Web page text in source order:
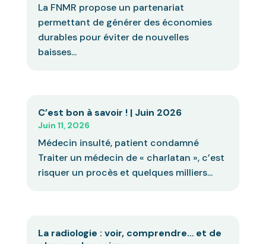
La FNMR propose un partenariat
permettant de générer des économies
durables pour éviter de nouvelles
baisses...
C’est bon à savoir ! | Juin 2026
Juin 11, 2026
Médecin insulté, patient condamné
Traiter un médecin de « charlatan », c’est
risquer un procès et quelques milliers...
La radiologie : voir, comprendre… et de